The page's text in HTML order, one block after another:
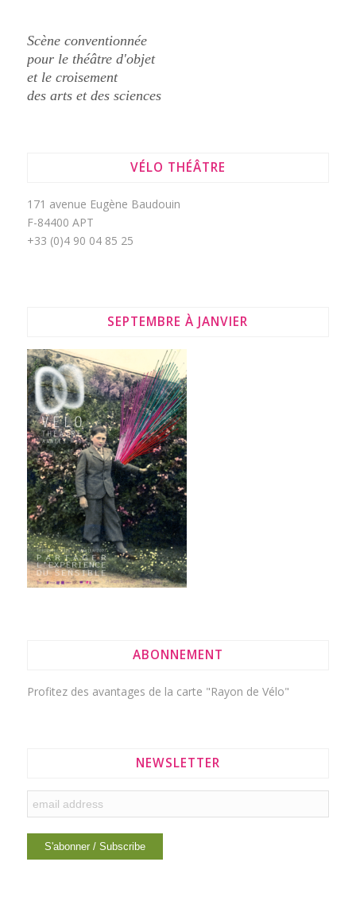
Scène conventionnée
pour le théâtre d'objet
et le croisement
des arts et des sciences
VÉLO THÉÂTRE
171 avenue Eugène Baudouin
F-84400 APT
+33 (0)4 90 04 85 25
SEPTEMBRE À JANVIER
ABONNEMENT
Profitez des avantages de la carte "Rayon de Vélo"
NEWSLETTER